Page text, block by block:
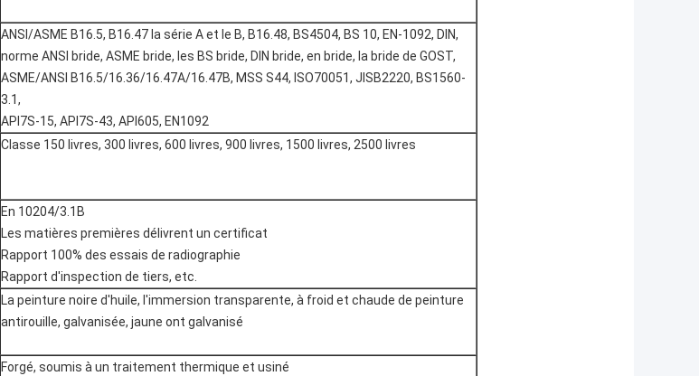
ANSI/ASME B16.5, B16.47 la série A et le B, B16.48, BS4504, BS 10, EN-1092, DIN,
norme ANSI bride, ASME bride, les BS bride, DIN bride, en bride, la bride de GOST,
ASME/ANSI B16.5/16.36/16.47A/16.47B, MSS S44, ISO70051, JISB2220, BS1560-
3.1,
API7S-15, API7S-43, API605, EN1092
Classe 150 livres, 300 livres, 600 livres, 900 livres, 1500 livres, 2500 livres
En 10204/3.1B
Les matières premières délivrent un certificat
Rapport 100% des essais de radiographie
Rapport d'inspection de tiers, etc.
La peinture noire d'huile, l'immersion transparente, à froid et chaude de peinture
antirouille, galvanisée, jaune ont galvanisé
Forgé, soumis à un traitement thermique et usiné